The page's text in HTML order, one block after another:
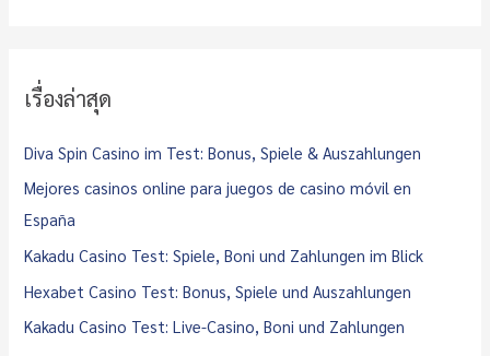
hเรื่องล่าสุด
Diva Spin Casino im Test: Bonus, Spiele & Auszahlungen
Mejores casinos online para juegos de casino móvil en
España
Kakadu Casino Test: Spiele, Boni und Zahlungen im Blick
Hexabet Casino Test: Bonus, Spiele und Auszahlungen
Kakadu Casino Test: Live-Casino, Boni und Zahlungen